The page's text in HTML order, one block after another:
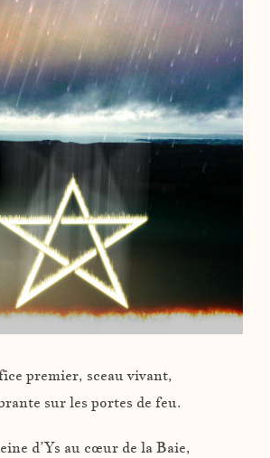
premier, sceau vivant,
sur les portes de feu.
d’Ys au cœur de la Baie,